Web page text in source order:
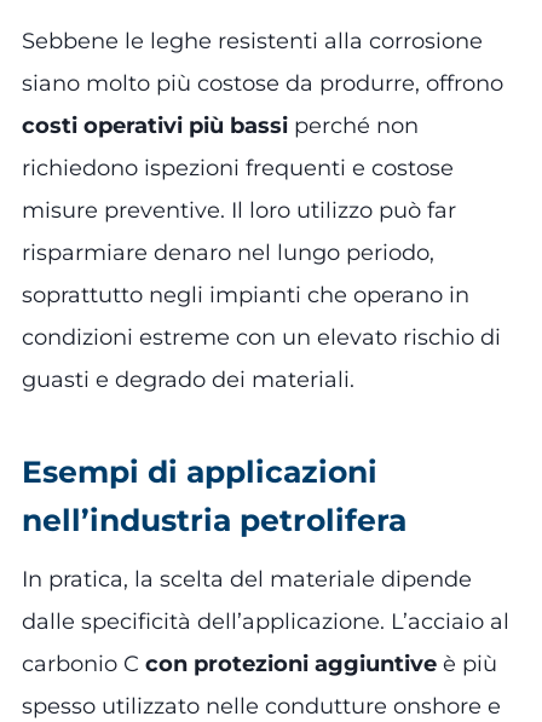
Sebbene le leghe resistenti alla corrosione
siano molto più costose da produrre, offrono
costi operativi più bassi perché non
richiedono ispezioni frequenti e costose
misure preventive. Il loro utilizzo può far
risparmiare denaro nel lungo periodo,
soprattutto negli impianti che operano in
condizioni estreme con un elevato rischio di
guasti e degrado dei materiali.
Esempi di applicazioni
nell’industria petrolifera
In pratica, la scelta del materiale dipende
dalle specificità dell’applicazione. L’acciaio al
carbonio C con protezioni aggiuntive è più
spesso utilizzato nelle condutture onshore e